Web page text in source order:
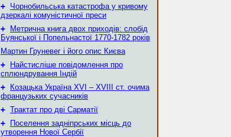
+ Чорнобильська катастрофа у кривому
дзеркалі комуністичної преси
+
Метрична книга двох приходів: слобід
Буянської і Попельнастої 1770-1782 років
Мартин Груневег і його опис Києва
+
Найстисліше повідомлення про
сплюндрування Індій
+
Козацька Україна ХVІ – ХVІІІ ст. очима
французьких сучасників
+ Трактат про дві Сарматії
+
Поселення задніпрських місць до
утворення Нової Сербії